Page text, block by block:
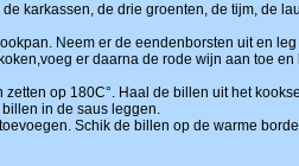
karkassen, de drie groenten, de tijm, de
Neem er de eendenborsten uit en
er daarna de rode wijn aan toe
op 180C°. Haal de billen uit het
in de saus leggen.
Schik de billen op de warme